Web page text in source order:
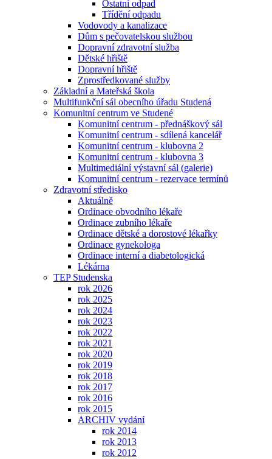
Ostatní odpad
Třídění odpadu
Vodovody a kanalizace
Dům s pečovatelskou službou
Dopravní zdravotní služba
Dětské hřiště
Dopravní hřiště
Zprostředkované služby
Základní a Mateřská škola
Multifunkční sál obecního úřadu Studená
Komunitní centrum ve Studené
Komunitní centrum - přednáškový sál
Komunitní centrum - sdílená kancelář
Komunitní centrum - klubovna 2
Komunitní centrum - klubovna 3
Multimediální výstavní sál (galerie)
Komunitní centrum - rezervace termínů
Zdravotní středisko
Aktuálně
Ordinace obvodního lékaře
Ordinace zubního lékaře
Ordinace dětské a dorostové lékařky
Ordinace gynekologa
Ordinace interní a diabetologická
Lékárna
TEP Studenska
rok 2026
rok 2025
rok 2024
rok 2023
rok 2022
rok 2021
rok 2020
rok 2019
rok 2018
rok 2017
rok 2016
rok 2015
ARCHIV vydání
rok 2014
rok 2013
rok 2012